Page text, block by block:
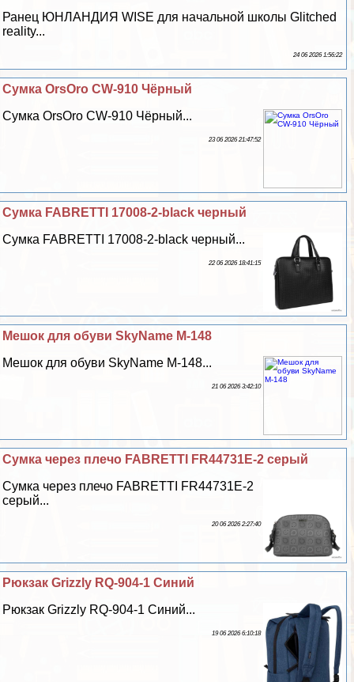
Ранец ЮНЛАНДИЯ WISE для начальной школы Glitched
reality...
24 06 2026 1:56:22
Сумка OrsOro CW-910 Чёрный
Сумка OrsOro CW-910 Чёрный...
23 06 2026 21:47:52
Сумка FABRETTI 17008-2-black черный
Сумка FABRETTI 17008-2-black черный...
22 06 2026 18:41:15
Мешок для обуви SkyName M-148
Мешок для обуви SkyName M-148...
21 06 2026 3:42:10
Сумка через плечо FABRETTI FR44731E-2 серый
Сумка через плечо FABRETTI FR44731E-2
серый...
20 06 2026 2:27:40
Рюкзак Grizzly RQ-904-1 Синий
Рюкзак Grizzly RQ-904-1 Синий...
19 06 2026 6:10:18